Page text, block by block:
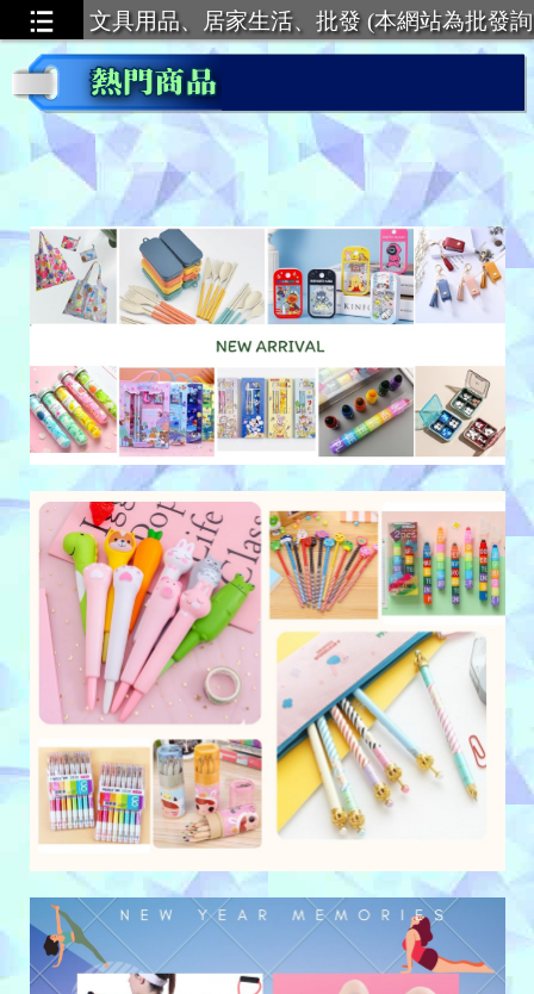
文具用品、居家生活、批發 (本網站為批發詢
價，恕不提供零售服務)